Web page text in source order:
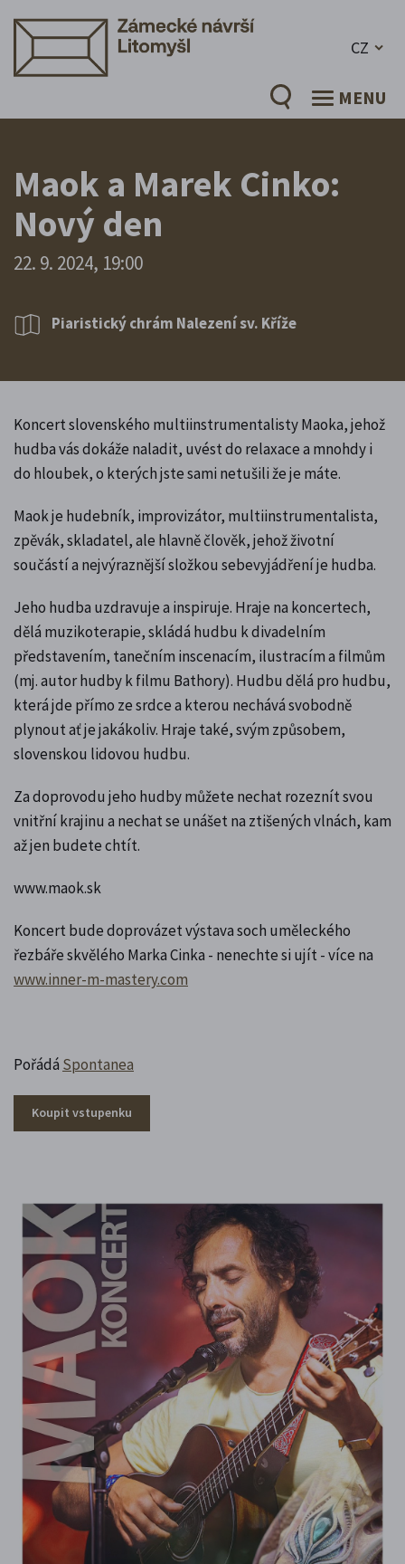
CZ
MENU
Maok a Marek Cinko:
Nový den
22. 9. 2024, 19:00
Piaristický chrám Nalezení sv. Kříže
Koncert slovenského multiinstrumentalisty Maoka, jehož
hudba vás dokáže naladit, uvést do relaxace a mnohdy i
do hloubek, o kterých jste sami netušili že je máte.
Maok je hudebník, improvizátor, multiinstrumentalista,
zpěvák, skladatel, ale hlavně člověk, jehož životní
součástí a nejvýraznější složkou sebevyjádření je hudba.
Jeho hudba uzdravuje a inspiruje. Hraje na koncertech,
dělá muzikoterapie, skládá hudbu k divadelním
představením, tanečním inscenacím, ilustracím a filmům
(mj. autor hudby k filmu Bathory). Hudbu dělá pro hudbu,
která jde přímo ze srdce a kterou nechává svobodně
plynout ať je jakákoliv. Hraje také, svým způsobem,
slovenskou lidovou hudbu.
Za doprovodu jeho hudby můžete nechat rozeznít svou
vnitřní krajinu a nechat se unášet na ztišených vlnách, kam
až jen budete chtít.
www.maok.sk
Koncert bude doprovázet výstava soch uměleckého
řezbáře skvělého Marka Cinka - nenechte si ujít - více na
www.inner-m-mastery.com
Pořádá Spontanea
Koupit vstupenku